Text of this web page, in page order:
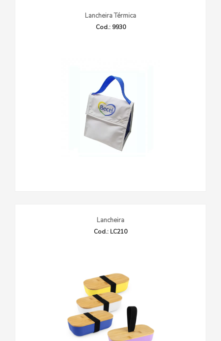
Lancheira Térmica
Cod.: 9930
Lancheira
Cod.: LC210